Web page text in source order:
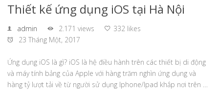
Thiết kế ứng dụng iOS tại Hà Nội
admin 2.171 views
332 likes
23 Tháng Một, 2017
Ứng dụng iOS là gì? iOS là hệ điều hành trên các thiết bị di động
và máy tính bảng của Apple với hàng trăm nghìn ứng dụng và
hàng tỷ lượt tải về từ người sử dụng Iphone/Ipad khắp nơi trên …